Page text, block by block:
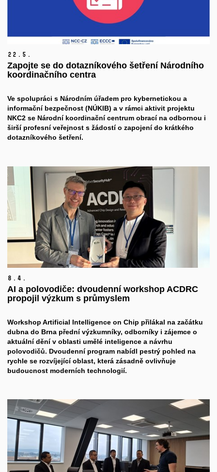
22. 5.
Zapojte se do dotazníkového šetření Národního
koordinačního centra
Ve spolupráci s Národním úřadem pro kybernetickou a
informační bezpečnost (NÚKIB) a v rámci aktivit projektu
NKC2 se Národní koordinační centrum obrací na odbornou i
širší profesní veřejnost s žádostí o zapojení do krátkého
dotazníkového šetření.
8. 4.
AI a polovodiče: dvoudenní workshop ACDRC
propojil výzkum s průmyslem
​Workshop Artificial Intelligence on Chip přilákal na začátku
dubna do Brna přední výzkumníky, odborníky i zájemce o
aktuální dění v oblasti umělé inteligence a návrhu
polovodičů. Dvoudenní program nabídl pestrý pohled na
rychle se rozvíjející oblast, která zásadně ovlivňuje
budoucnost moderních technologií.